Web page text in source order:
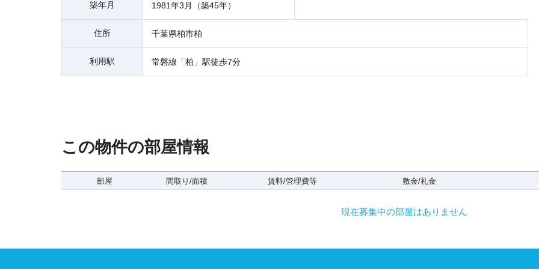
築年月 1981年3月（築45年）
住所 千葉県柏市柏
利用駅 常磐線「柏」駅徒歩7分
この物件の部屋情報
部屋 間取り/面積 賃料/管理費等 敷金/礼金
現在募集中の部屋はありません